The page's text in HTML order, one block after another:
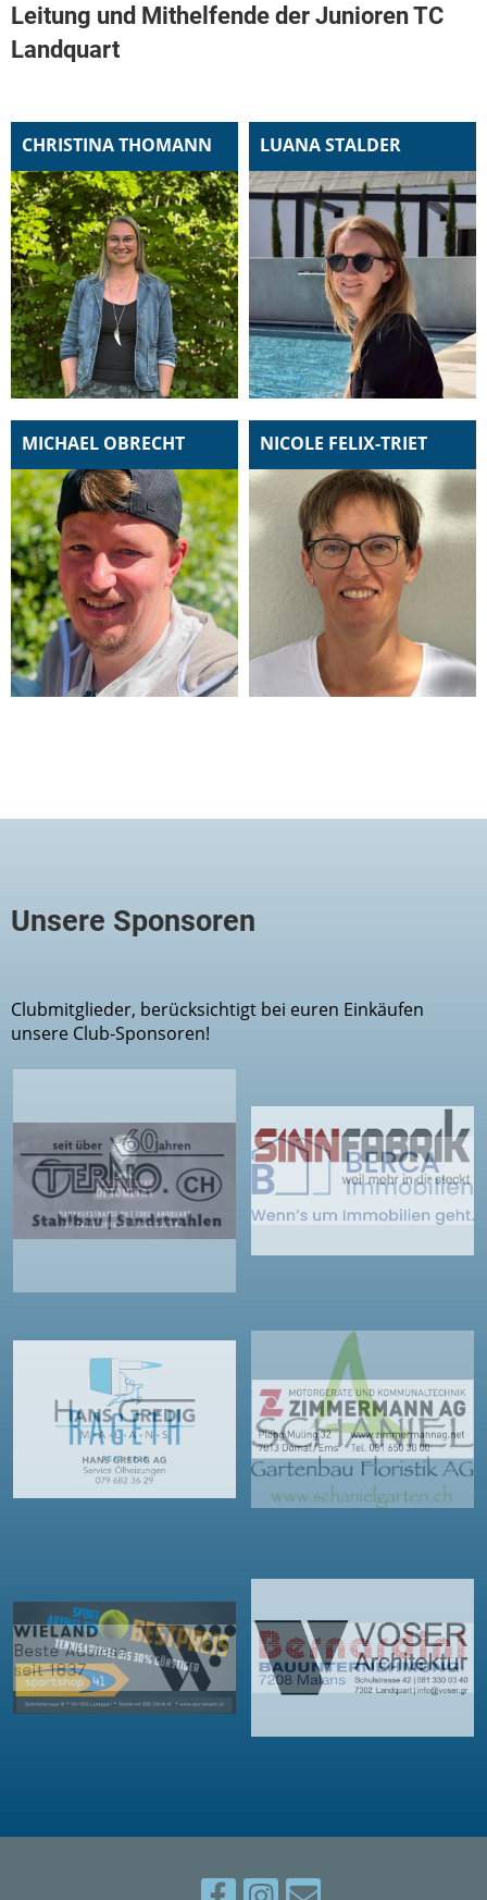
Leitung und Mithelfende der Junioren TC
Landquart
CHRISTINA THOMANN LUANA STALDER
MICHAEL OBRECHT NICOLE FELIX-TRIET
Unsere Sponsoren
Clubmitglieder, berücksichtigt bei euren Einkäufen
unsere Club-Sponsoren!